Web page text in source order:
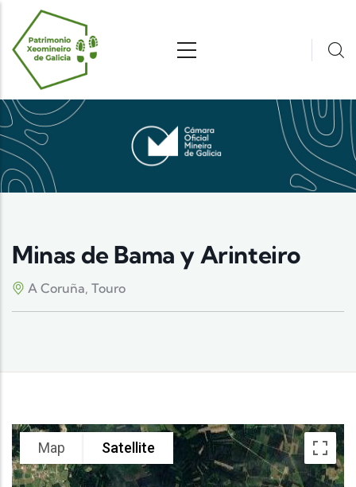
Pasar al contenido principal
Minas de Bama y Arinteiro
A Coruña, Touro
Map Satellite